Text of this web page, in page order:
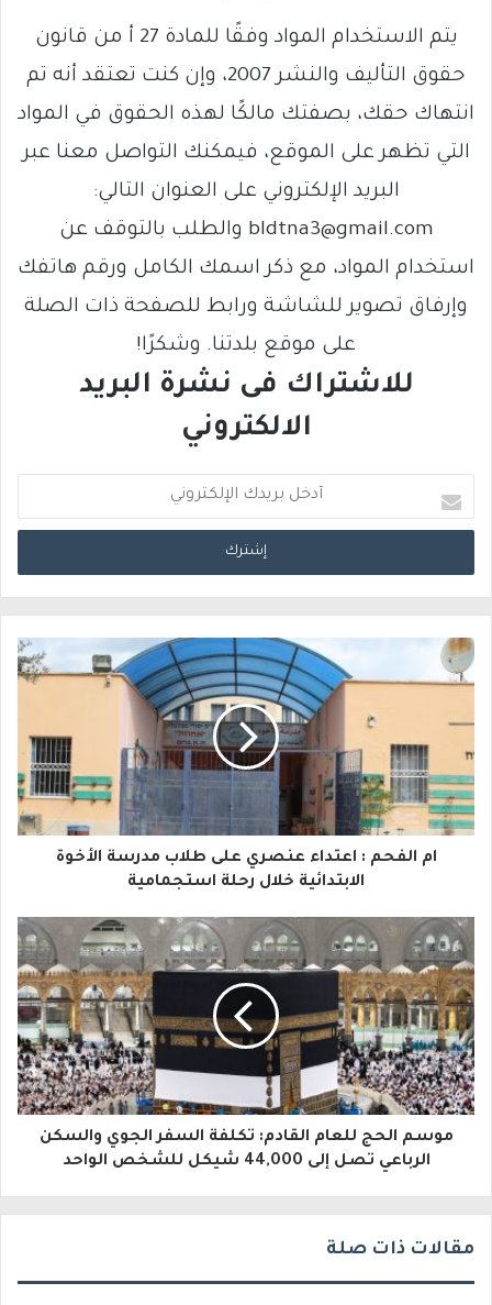
يتم الاستخدام المواد وفقًا للمادة 27 أ من قانون
حقوق التأليف والنشر 2007، وإن كنت تعتقد أنه تم
انتهاك حقك، بصفتك مالكًا لهذه الحقوق في المواد
التي تظهر على الموقع، فيمكنك التواصل معنا عبر
البريد الإلكتروني على العنوان التالي:
bldtna3@gmail.com والطلب بالتوقف عن
استخدام المواد، مع ذكر اسمك الكامل ورقم هاتفك
وإرفاق تصوير للشاشة ورابط للصفحة ذات الصلة
على موقع بلدتنا. وشكرًا!
للاشتراك فى نشرة البريد
الالكتروني
د
خ
ب
ر
ي
د
ك
ا
إ
ك
ت
ر
و
ام الفحم : اعتداء عنصري على طلاب مدرسة الأخوة
الابتدائية خلال رحلة استجمامية
موسم الحج للعام القادم: تكلفة السفر الجوي والسكن
الرباعي تصل إلى 44,000 شيكل للشخص الواحد
مقالات ذات صلة